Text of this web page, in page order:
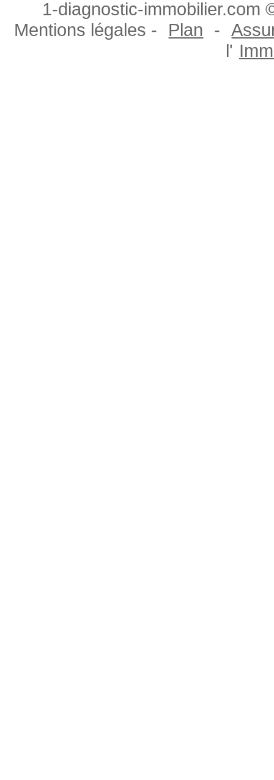
1-diagnostic-immobilier.com
Mentions légales -
Plan -
l'